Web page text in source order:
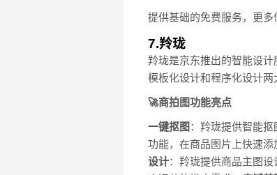
提供基础的免费服务，更多
7.羚珑
羚珑是京东推出的智能设
模板化设计和程序化设计两
🚀商拍图功能亮点
一键抠图 ：羚珑提供智能
功能，在商品图片上快速添
设计：羚珑提供商品主图设